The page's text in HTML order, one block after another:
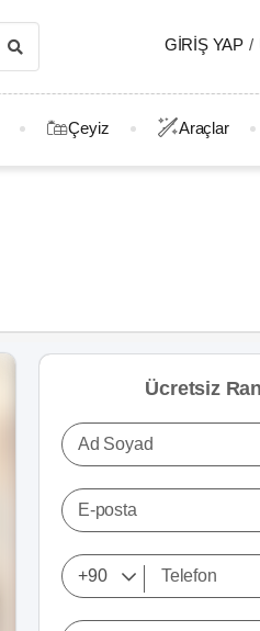
GIRIŞ YAP /
Çeyiz Araçlar
Ücretsiz
Ad Soyad
E-posta